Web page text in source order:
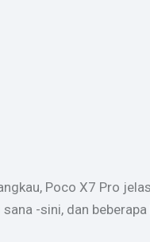
Poco X7 Pro
-sini, dan beberapa